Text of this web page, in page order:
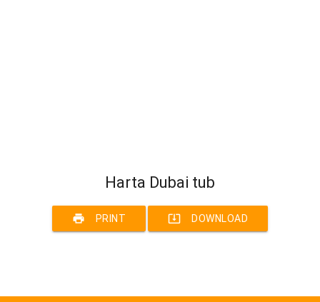
Harta Dubai tub
print PRINT system_update_alt DOWNLOAD